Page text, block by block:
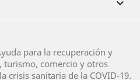

para la recuperación y
turismo, comercio y otros
crisis sanitaria de la COVID-19.